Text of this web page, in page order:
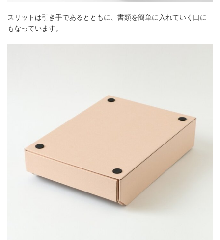
スリットは引き手であるとともに、書類を簡単に入れていく口に
もなっています。